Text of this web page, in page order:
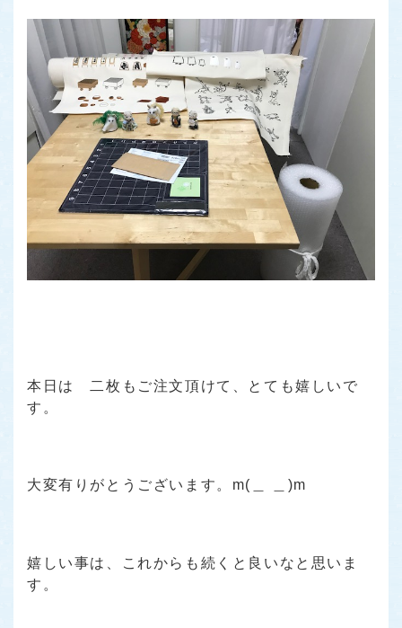
本日は 二枚もご注文頂けて、とても嬉しいで
す。
大変有りがとうございます。m(＿ ＿)m
嬉しい事は、これからも続くと良いなと思いま
す。